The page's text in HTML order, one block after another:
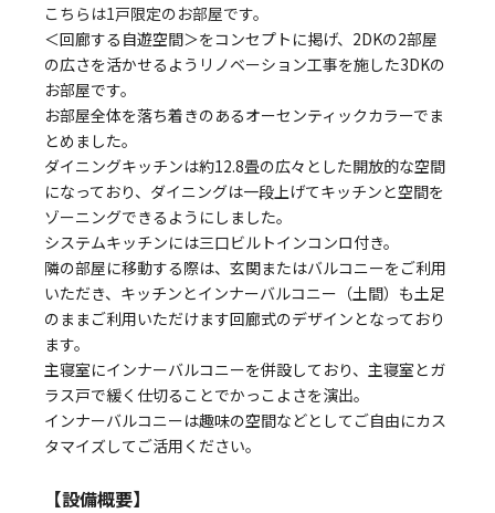
こちらは1戸限定のお部屋です。
＜回廊する自遊空間＞をコンセプトに掲げ、2DKの2部屋
の広さを活かせるようリノベーション工事を施した3DKの
お部屋です。
お部屋全体を落ち着きのあるオーセンティックカラーでま
とめました。
ダイニングキッチンは約12.8畳の広々とした開放的な空間
になっており、ダイニングは一段上げてキッチンと空間を
ゾーニングできるようにしました。
システムキッチンには三口ビルトインコンロ付き。
隣の部屋に移動する際は、玄関またはバルコニーをご利用
いただき、キッチンとインナーバルコニー（土間）も土足
のままご利用いただけます回廊式のデザインとなっており
ます。
主寝室にインナーバルコニーを併設しており、主寝室とガ
ラス戸で緩く仕切ることでかっこよさを演出。
インナーバルコニーは趣味の空間などとしてご自由にカス
タマイズしてご活用ください。
【設備概要】